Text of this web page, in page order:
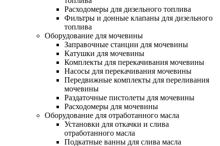
Расходомеры для дизельного топлива
Фильтры и донные клапаны для дизельного
топлива
Оборудование для мочевины
Заправочные станции для мочевины
Катушки для мочевины
Комплекты для перекачивания мочевины
Насосы для перекачивания мочевины
Передвижные комплекты для переливания
мочевины
Раздаточные пистолеты для мочевины
Расходомеры для мочевины
Оборудование для отработанного масла
Установки для откачки и слива
отработанного масла
Подкатные ванны для слива масла